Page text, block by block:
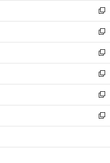
で
開
く
ド
ウ
で
開
く
ィ
ン
ド
ウ
で
開
く
し
い
ウ
ィ
ン
ド
ウ
で
開
く
新
し
い
ウ
ィ
ン
ド
ウ
で
開
く
新
し
い
ウ
ィ
ン
ド
ウ
で
開
新
し
い
ウ
ィ
ン
ド
ウ
開
新
し
い
ウ
ィ
ン
ウ
新
し
い
ウ
ン
新
し
ウ